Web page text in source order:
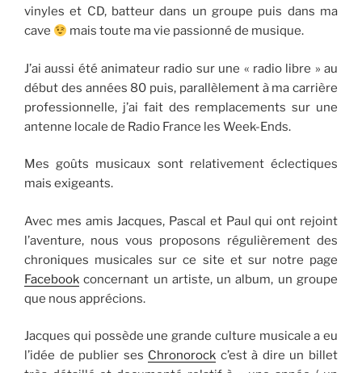
vinyles et CD, batteur dans un groupe puis dans ma
cave
mais toute ma vie passionné de musique.
J’ai aussi été animateur radio sur une « radio libre » au
début des années 80 puis, parallèlement à ma carrière
professionnelle, j’ai fait des remplacements sur une
antenne locale de Radio France les Week-Ends.
Mes goûts musicaux sont relativement éclectiques
mais exigeants.
Avec mes amis Jacques, Pascal et Paul qui ont rejoint
l’aventure, nous vous proposons régulièrement des
chroniques musicales sur ce site et sur notre page
Facebook concernant un artiste, un album, un groupe
que nous apprécions.
Jacques qui possède une grande culture musicale a eu
l’idée de publier ses Chronorock c’est à dire un billet